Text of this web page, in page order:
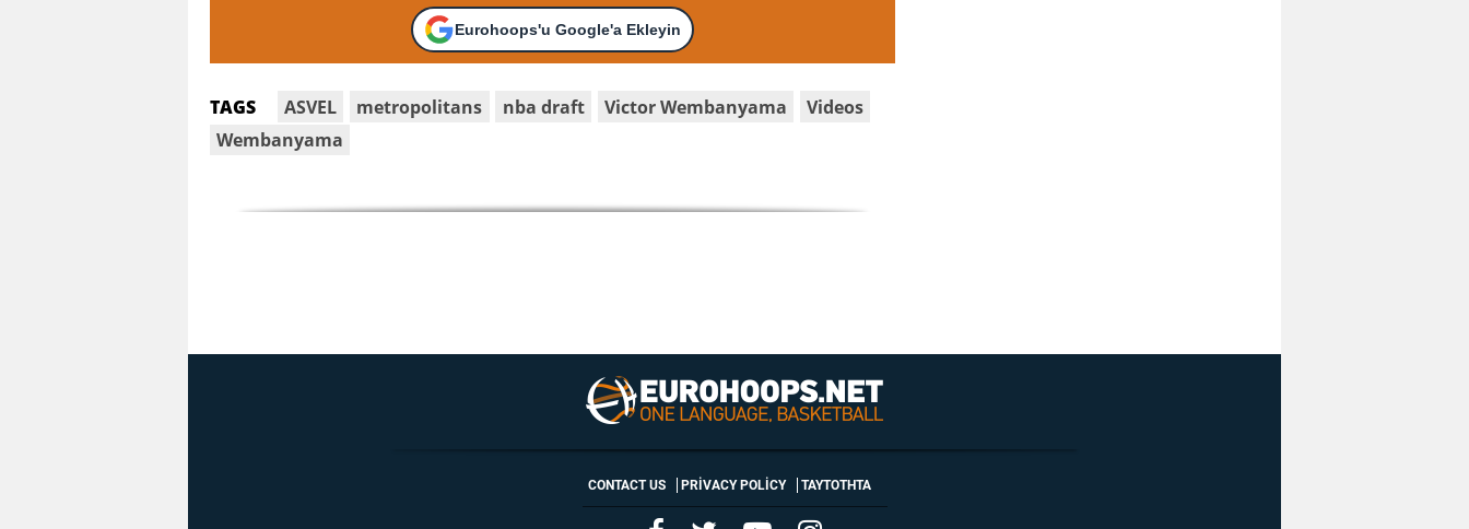
Eurohoops'u Google'a Ekleyin
TAGS ASVEL metropolitans nba draft Victor Wembanyama
Videos
Wembanyama
CONTACT US PRIVACY POLICY ΤΑΥΤΟΤΗΤΑ